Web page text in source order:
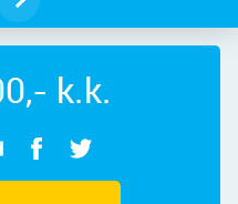
k.k.